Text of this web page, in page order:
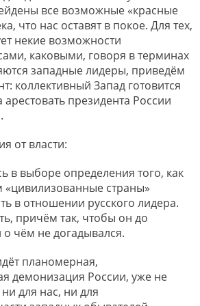
все возможные «красные
что нас оставят в покое. Для тех,
некие возможности
каковыми, говоря в терминах
западные лидеры, приведём
коллективный Запад готовится
президента России
от власти:
в выборе определения того, как
страны»
в отношении русского лидера.
причём так, чтобы он до
чём не догадывался.
планомерная,
демонизация России, уже не
для нас, ни для